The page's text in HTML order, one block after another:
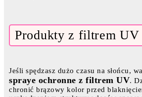
Produkty z filtrem UV
Jeśli spędzasz dużo czasu na słońcu,
spraye ochronne z filtrem UV.
chronić brązowy kolor przed